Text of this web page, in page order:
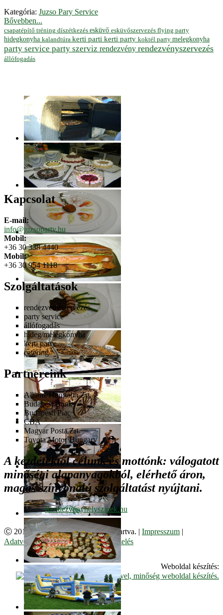
Kategória: Juzso Pary Service
Bővebben...
csapatépítő tréning díszétkezés esküvő esküvőszervezés flying party
hidegkonyha kalandtúra kerti parti kerti party koktél party melegkonyha
party service party szerviz rendezvény rendezvényszervezés
állófogadás
Kapcsolat
E-mail:
info@juzsoparty.hu
Mobil:
+36 30 338 4440
Mobil:
+36 30 954 1118
Szolgáltatások
rendezvényszervezés
party service
állófogadás
hideg/melegkonyha
kerti party
catering
Partnereink
Allianz Hungária Zrt.
Budapest Bank
Budapesti Piac
CBA
Magyar Posta Zrt.
Toyota Motor Hungary
A kezdetektől célunk és mottónk: válogatott
minőségi alapanyagokból, elérhető áron,
magas színvonalú szolgáltatást nyújtani.
Ⓒ 2017. Juzso Bt. Minden jog fenntartva. | Impresszum |
Adatvédelmi Szabályzat|Cookie kezelés
Weboldal készítés: